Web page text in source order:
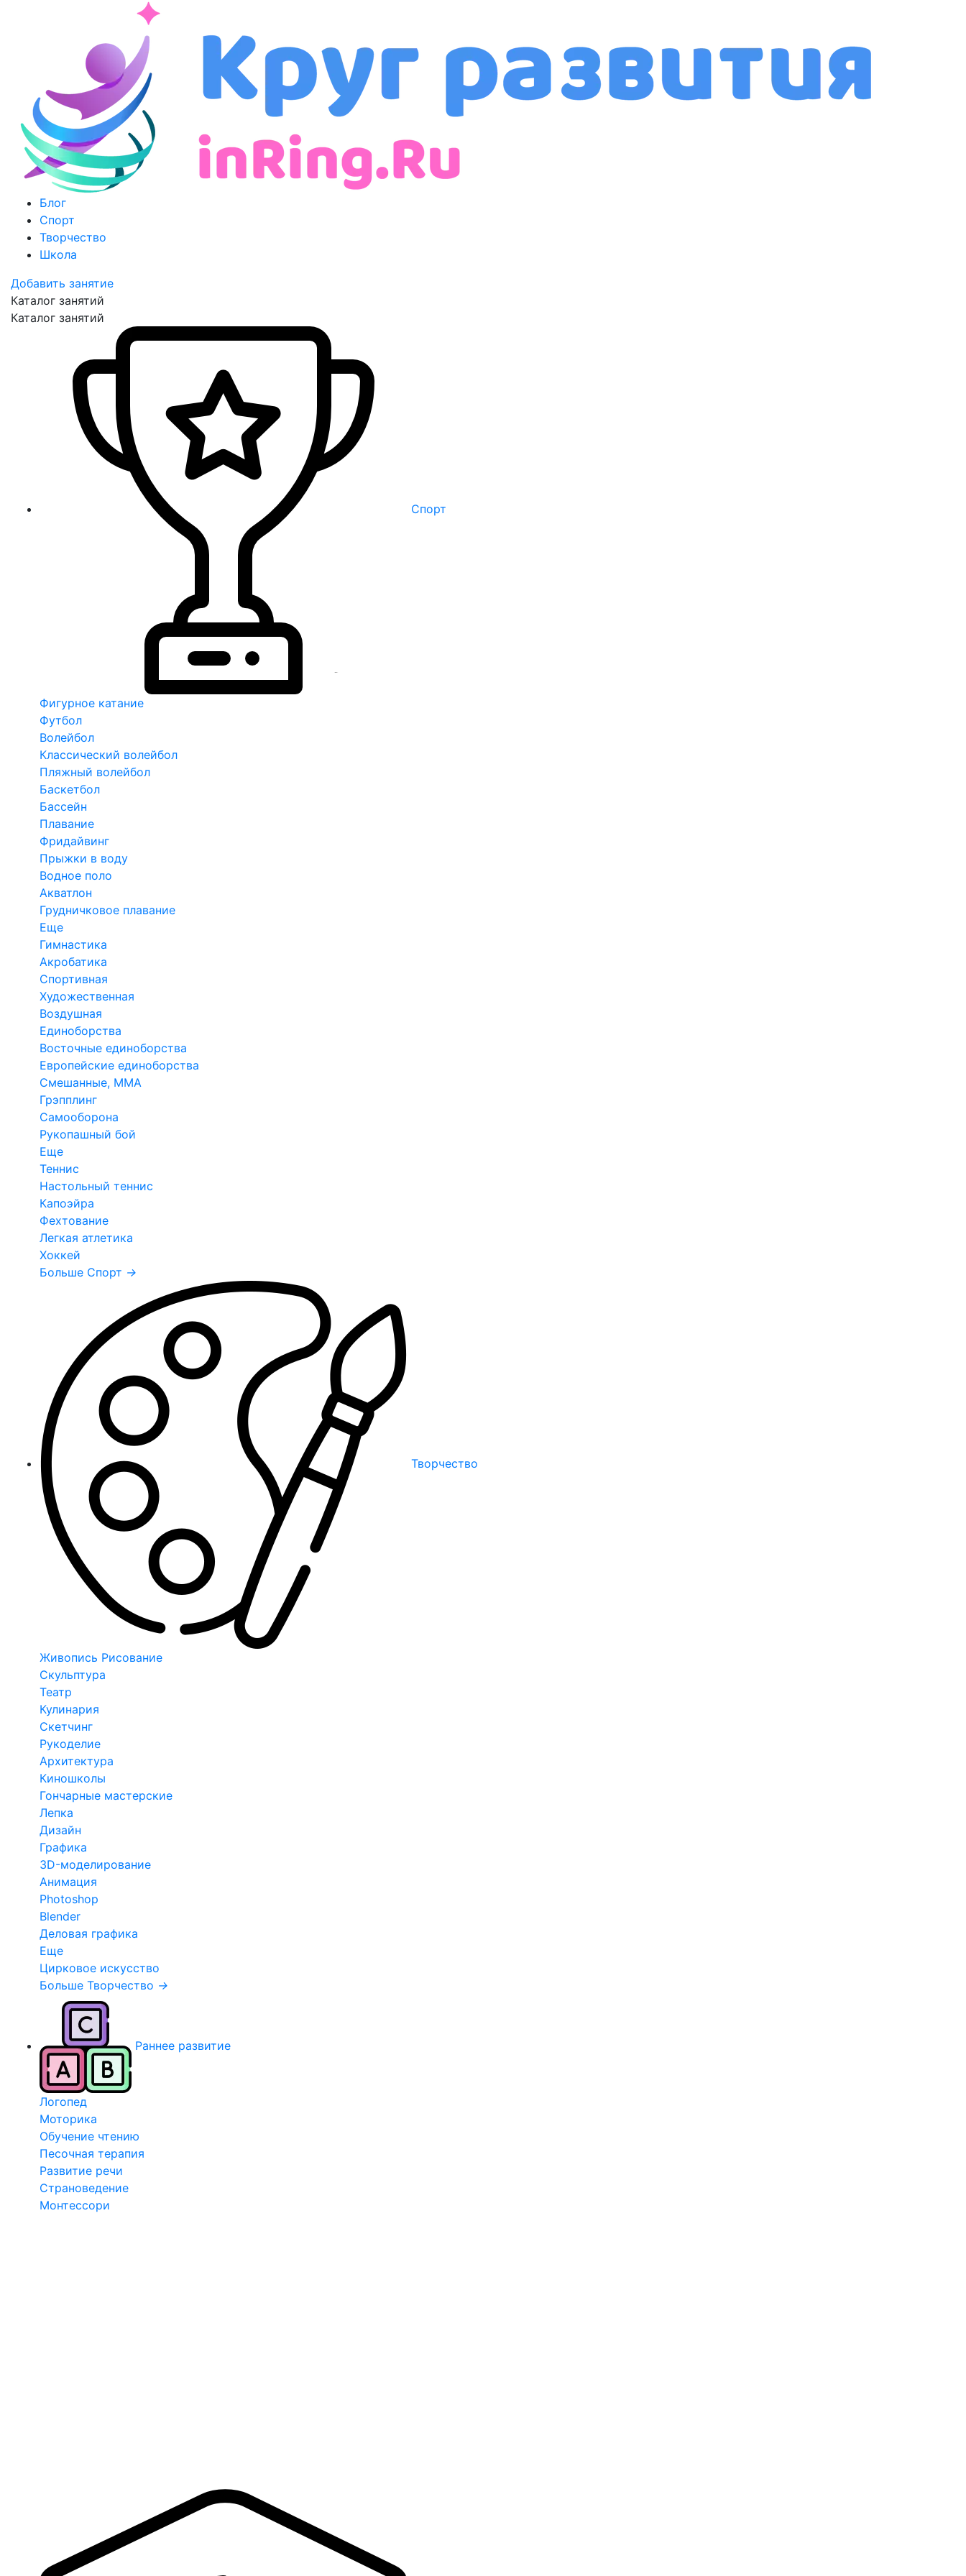
Блог
Спорт
Творчество
Школа
Добавить занятие
Каталог занятий
Каталог занятий
Спорт
Фигурное катание
Футбол
Волейбол
Классический волейбол
Пляжный волейбол
Баскетбол
Бассейн
Плавание
Фридайвинг
Прыжки в воду
Водное поло
Акватлон
Грудничковое плавание
Еще
Гимнастика
Акробатика
Спортивная
Художественная
Воздушная
Единоборства
Восточные единоборства
Европейские единоборства
Смешанные, ММА
Грэпплинг
Самооборона
Рукопашный бой
Еще
Теннис
Настольный теннис
Капоэйра
Фехтование
Легкая атлетика
Хоккей
Больше Спорт →
Творчество
Живопись Рисование
Скульптура
Театр
Кулинария
Скетчинг
Рукоделие
Архитектура
Киношколы
Гончарные мастерские
Лепка
Дизайн
Графика
3D-моделирование
Анимация
Photoshop
Blender
Деловая графика
Еще
Цирковое искусство
Больше Творчество →
Раннее развитие
Логопед
Моторика
Обучение чтению
Песочная терапия
Развитие речи
Страноведение
Монтессори